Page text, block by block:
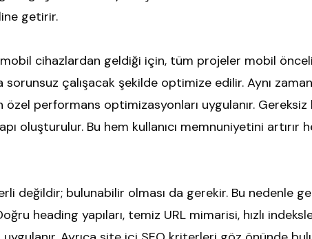
getirir.
cihazlardan geldiği için, tüm projeler mobil
çalışacak şekilde optimize edilir. Aynı
performans optimizasyonları uygulanır.
oluşturulur. Bu hem kullanıcı memnuniyetini artırır
değildir; bulunabilir olması da gerekir. Bu nedenle
heading yapıları, temiz URL mimarisi, hızlı